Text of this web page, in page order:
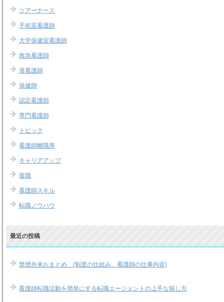
ツアーナース
手術室看護師
大学保健室看護師
救急看護師
准看護師
保健師
認定看護師
専門看護師
トピック
看護師離職率
キャリアアップ
復職
看護師スキル
転職ノウハウ
最近の投稿
禁煙外来おまとめ (制度の仕組み、看護師の仕事内容)
看護師転職活動を簡単にする転職エージェントの上手な探し方